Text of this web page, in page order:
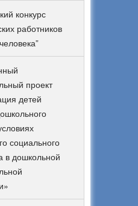
конкурс
работников
проект
детей
социального
в дошкольной